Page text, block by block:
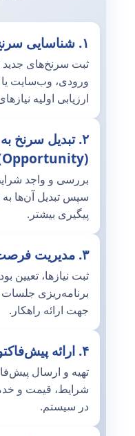
۱. شناسایی سرنخ (Lead)
ثبت سرنخ‌های
ورودی، وب‌سایت یا
ارزیابی اولیه
۲. تبدیل سرنخ
(Opportunity)
بررسی و واجد
سپس تبدیل آن‌ها
پیگیری بیشتر.
۳. مدیریت فرصت فروش
ثبت نیازها، تعیین
برنامه‌ریزی
جهت ارائه راهکار.
۴. ارائه پیش‌فاکتور و مذاکره
تهیه و ارسال
شرایط، قیمت و
در سیستم.